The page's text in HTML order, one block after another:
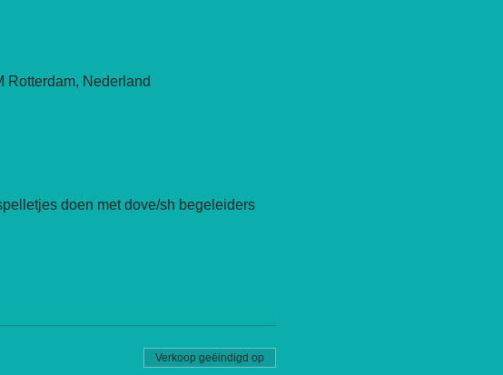
Rotterdam, Nederland
doen met dove/sh begeleiders
Verkoop geëindigd op